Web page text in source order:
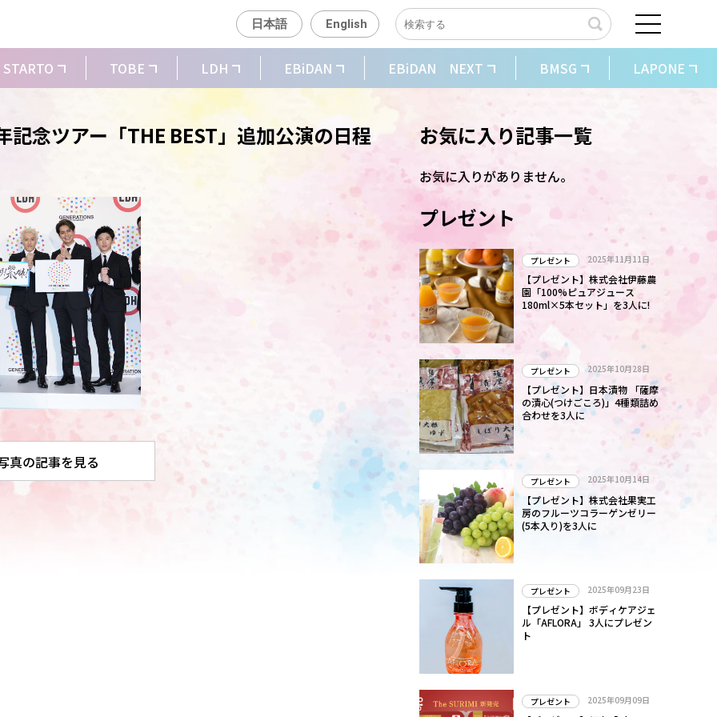
日本語 English
STARTO TOBE LDH EBiDAN EBiDAN NEXT BMSG LAPONE
記念ツアー「THE BEST」追加公演の日程
真の記事を見る
お気に入り記事一覧
お気に入りがありません。
プレゼント
プレゼント 2025年11月11日
【プレゼント】株式会社伊藤農
園「100%ピュアジュース
180ml×5本セット」を3人に!
プレゼント 2025年10月28日
【プレゼント】日本漬物 「薩摩
の漬心(つけごころ)」4種類詰め
合わせを3人に
プレゼント 2025年10月14日
【プレゼント】株式会社果実工
房のフルーツコラーゲンゼリー
(5本入り)を3人に
プレゼント 2025年09月23日
【プレゼント】ボディケアジェ
ル「AFLORA」 3人にプレゼン
ト
プレゼント 2025年09月09日